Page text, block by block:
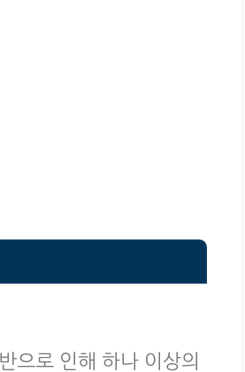
으로 인해 하나 이상의